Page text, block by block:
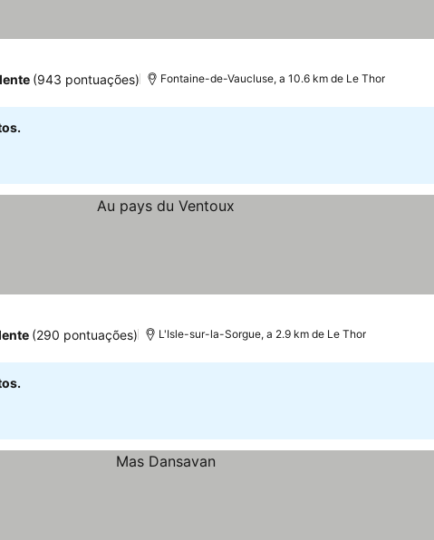
(943 pontuações) Fontaine-de-Vaucluse, a 10.6 km de Le Thor
(290 pontuações) L'Isle-sur-la-Sorgue, a 2.9 km de Le Thor